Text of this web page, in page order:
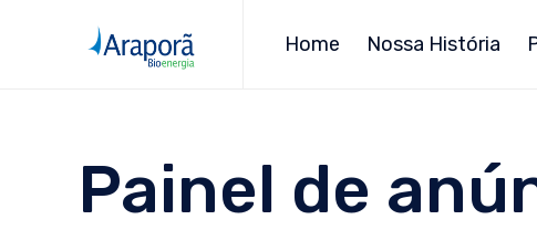
Home Nossa História
Painel de